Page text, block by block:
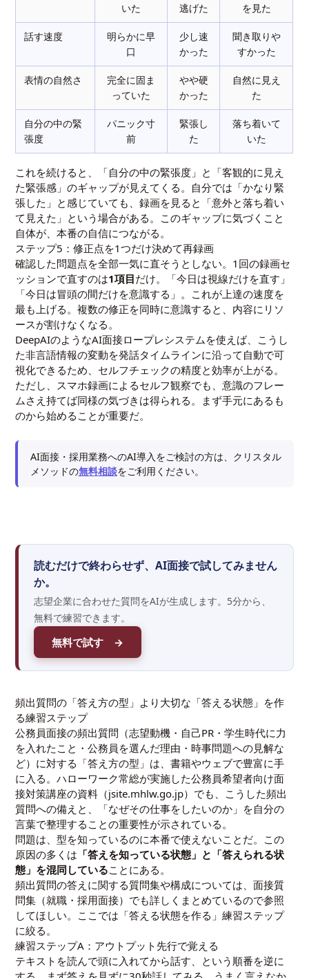
いた
逃げた
を見た
話す速度
明らかに早
口
少し速
かった
聞き取りや
すかった
表情の自然さ
完全に固ま
っていた
やや硬
かった
自然に見え
た
自分の中の緊
張度
パニック寸
前
緊張し
た
落ち着いて
いた
これを続けると、「自分の中の緊張度」と「客観的に見え
た緊張感」のギャップが見えてくる。自分では「かなり緊
張した」と感じていても、録画を見ると「意外と落ち着い
て見えた」という場合がある。このギャップに気づくこと
自体が、本番の自信につながる。
ステップ5：修正点を1つだけ決めて再録画
確認した問題点を全部一気に直そうとしない。1回の録画セ
ッションで直すのは1項目だけ。「今日は視線だけを直す」
「今日は冒頭の間だけを意識する」。これが上達の速度を
最も上げる。複数の修正を同時に意識すると、内容にリソ
ースが割けなくなる。
DeepAIのようなAI面接ロープレシステムを使えば、こうし
た非言語情報の変動を発話タイムラインに沿って自動で可
視化できるため、セルフチェックの精度と効率が上がる。
ただし、スマホ録画によるセルフ観察でも、意識のフレー
ムさえ持てば同様の気づきは得られる。まず手元にあるも
のから始めることが重要だ。
AI面接・採用業務へのAI導入をご検討の方は、クリスタル
メソッドの無料相談をご利用ください。
読むだけで終わらせず、AI面接で試してみません
か。
志望企業に合わせた質問をAIが生成します。5分から、
無料で練習できます。
無料で試す →
頻出質問の「答え方の型」より大切な「答える状態」を作
る練習ステップ
公務員面接の頻出質問（志望動機・自己PR・学生時代に力
を入れたこと・公務員を選んだ理由・時事問題への見解な
ど）に対する「答え方の型」は、書籍やウェブで豊富に手
に入る。ハローワーク常総が実施した公務員希望者向け面
接対策講座の資料（jsite.mhlw.go.jp）でも、こうした頻出
質問への備えと、「なぜその仕事をしたいのか」を自分の
言葉で整理することの重要性が示されている。
問題は、型を知っているのに本番で使えないことだ。この
原因の多くは 「答えを知っている状態」と「答えられる状
態」を混同していることにある。
頻出質問の答えに関する質問集や構成については、面接質
問集（就職・採用面接） でも詳しくまとめているので参照
してほしい。ここでは「答える状態を作る」練習ステップ
に絞る。
練習ステップA：アウトプット先行で覚える
テキストを読んで頭に入れてから話す、という順番を逆に